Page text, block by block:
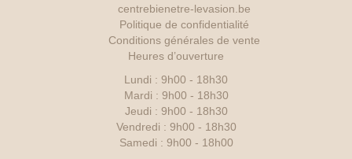
centrebienetre-levasion.be
Politique de confidentialité
Conditions générales de vente
Heures d’ouverture
Lundi : 9h00 - 18h30
Mardi : 9h00 - 18h30
Jeudi : 9h00 - 18h30
Vendredi : 9h00 - 18h30
Samedi : 9h00 - 18h00